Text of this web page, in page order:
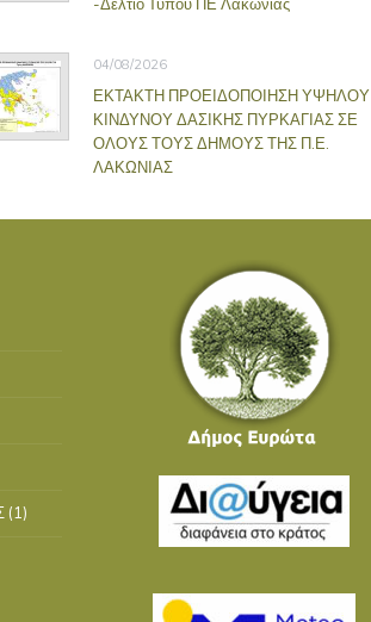
04/08/2026
ΕΚΤΑΚΤΗ ΠΡΟΕΙΔΟΠΟΙΗΣΗ ΥΨΗΛΟΥ
ΚΙΝΔΥΝΟΥ ΔΑΣΙΚΗΣ ΠΥΡΚΑΓΙΑΣ ΣΕ
ΟΛΟΥΣ ΤΟΥΣ ΔΗΜΟΥΣ ΤΗΣ Π.Ε.
ΛΑΚΩΝΙΑΣ
(1)